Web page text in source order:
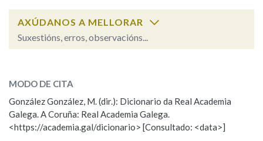
Na fraseoloxía
OUTRAS OPCIÓNS DE BUSCA
Marcas gramaticais
AXÚDANOS A MELLORAR
Suxestións, erros, observacións...
ESCOLLE UNHA OPCIÓN:
Observación Hai un erro na palabra
Propoño mellorar a definición
MODO DE CITA
González González, M. (dir.): Dicionario da Real Academia
Galega. A Coruña: Real Academia Galega.
<https://academia.gal/dicionario> [Consultado: <data>]